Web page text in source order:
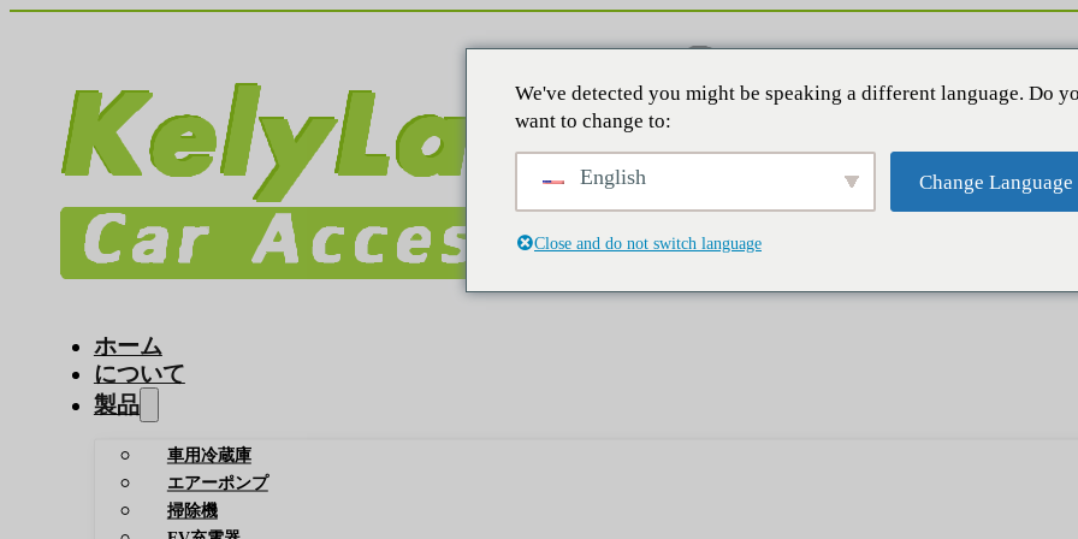
ホーム
について
製品
車用冷蔵庫
エアーポンプ
掃除機
We've detected you might be speaking a different language. Do
want to change to:
English Change Language
Close and do not switch language